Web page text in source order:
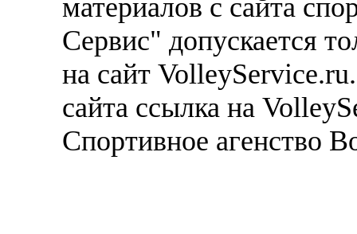
материалов с сайта
Сервис" допускается
на сайт
сайта ссылка на
Спортивное агенство